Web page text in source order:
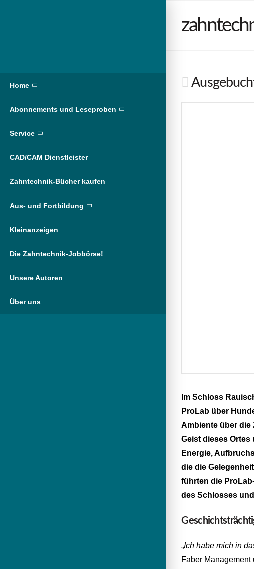
Home
Abonnements und Leseproben
Service
CAD/CAM Dienstleister
Zahntechnik-Bücher kaufen
Aus- und Fortbildung
Kleinanzeigen
Die Zahntechnik-Jobbörse!
Unsere Autoren
Über uns
Im Schloss
ProLab über
Ambiente über
Geist dieses Ortes
Energie,
die die
führten die
des Schlosses
„Ich habe mich in
Faber